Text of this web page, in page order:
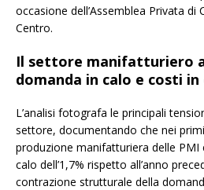
occasione dell’Assemblea Privata di
Centro.
Il settore manifatturiero
domanda in calo e costi in
L’analisi fotografa le principali
settore, documentando che nei
produzione manifatturiera delle PMI
calo dell’1,7% rispetto all’anno
contrazione strutturale della